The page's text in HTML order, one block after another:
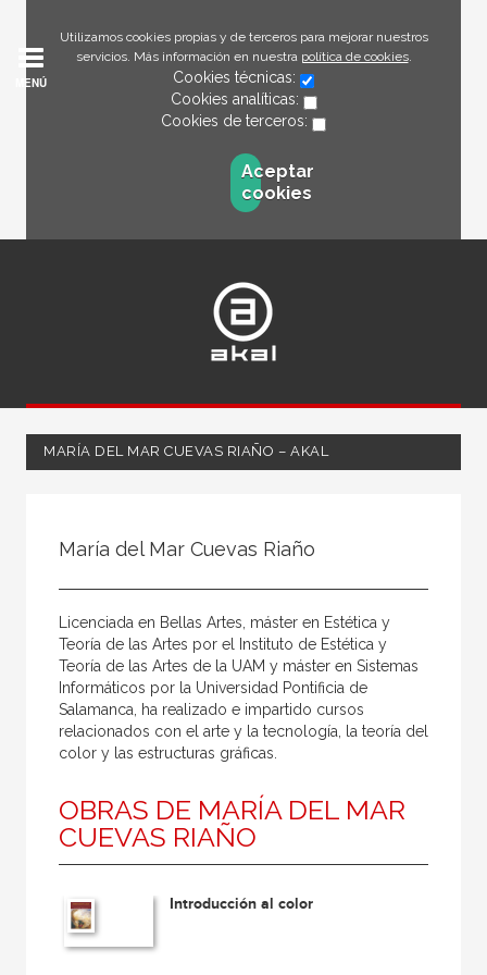
Utilizamos cookies propias y de terceros para mejorar nuestros
servicios. Más información en nuestra política de cookies.
Cookies técnicas:
Cookies analíticas:
Cookies de terceros:
Aceptar
cookies
MENÚ
MARÍA DEL MAR CUEVAS RIAÑO – AKAL
Coordinador
Editor
Editora
Escritor
Ilustrador
Prologuista
Traductor
Traductora
María del Mar Cuevas Riaño
Licenciada en Bellas Artes, máster en Estética y
Teoría de las Artes por el Instituto de Estética y
Teoría de las Artes de la UAM y máster en Sistemas
Informáticos por la Universidad Pontificia de
Salamanca, ha realizado e impartido cursos
relacionados con el arte y la tecnología, la teoría del
color y las estructuras gráficas.
OBRAS DE MARÍA DEL MAR
CUEVAS RIAÑO
Introducción al color